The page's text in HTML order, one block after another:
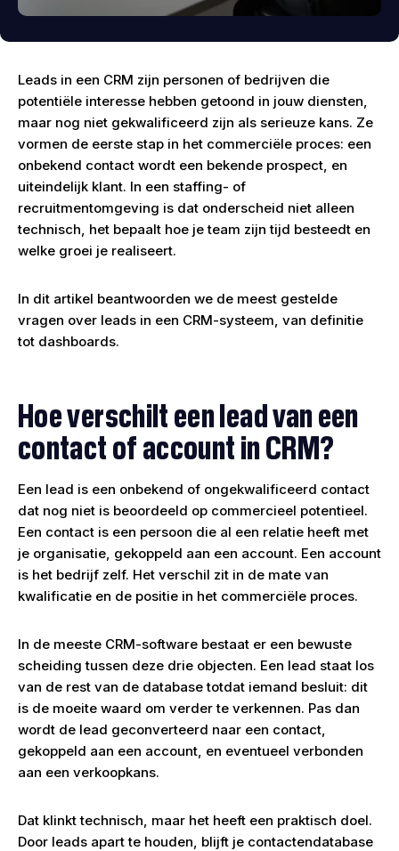
Leads in een CRM zijn personen of bedrijven die
potentiële interesse hebben getoond in jouw diensten,
maar nog niet gekwalificeerd zijn als serieuze kans. Ze
vormen de eerste stap in het commerciële proces: een
onbekend contact wordt een bekende prospect, en
uiteindelijk klant. In een staffing- of
recruitmentomgeving is dat onderscheid niet alleen
technisch, het bepaalt hoe je team zijn tijd besteedt en
welke groei je realiseert.
In dit artikel beantwoorden we de meest gestelde
vragen over leads in een CRM-systeem, van definitie
tot dashboards.
Hoe verschilt een lead van een
contact of account in CRM?
Een lead is een onbekend of ongekwalificeerd contact
dat nog niet is beoordeeld op commercieel potentieel.
Een contact is een persoon die al een relatie heeft met
je organisatie, gekoppeld aan een account. Een account
is het bedrijf zelf. Het verschil zit in de mate van
kwalificatie en de positie in het commerciële proces.
In de meeste CRM-software bestaat er een bewuste
scheiding tussen deze drie objecten. Een lead staat los
van de rest van de database totdat iemand besluit: dit
is de moeite waard om verder te verkennen. Pas dan
wordt de lead geconverteerd naar een contact,
gekoppeld aan een account, en eventueel verbonden
aan een verkoopkans.
Dat klinkt technisch, maar het heeft een praktisch doel.
Door leads apart te houden, blijft je contactendatabase